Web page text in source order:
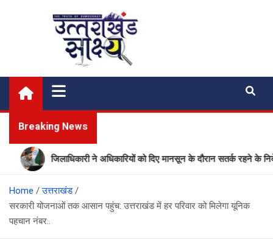
Uttarakhand Shakshya
My News Portal
Breaking News
जिलाधिकारी ने अधिकारियों को दिए मानसून के दौरान सतर्क रहने के निर्देश
Home
उत्तराखंड
सरकारी योजनाओं तक आसान पहुंच: उत्तराखंड में हर परिवार को मिलेगा यूनिक
पहचान नंबर..